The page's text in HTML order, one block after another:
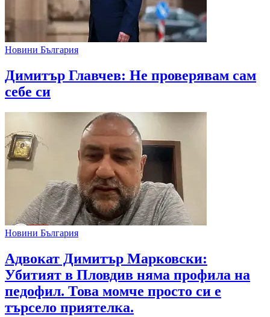
Новини България
Димитър Главчев: Не проверявам сам
себе си
Новини България
Адвокат Димитър Марковски:
Убитият в Пловдив няма профила на
педофил. Това момче просто си е
търсело приятелка.